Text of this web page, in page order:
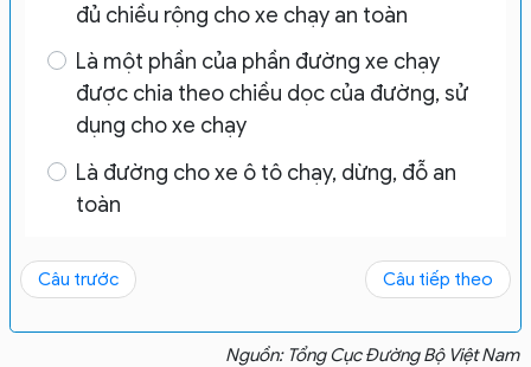
đủ chiều rộng cho xe chạy an toàn
Là một phần của phần đường xe chạy
được chia theo chiều dọc của đường, sử
dụng cho xe chạy
Là đường cho xe ô tô chạy, dừng, đỗ an
toàn
Câu trước Câu tiếp theo
Nguồn: Tổng Cục Đường Bộ Việt Nam